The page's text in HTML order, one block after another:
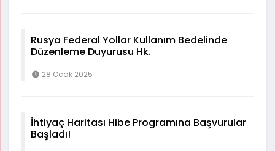
Rusya Federal Yollar Kullanım Bedelinde
Düzenleme Duyurusu Hk.
28 Ocak 2025
İhtiyaç Haritası Hibe Programına Başvurular
Başladı!